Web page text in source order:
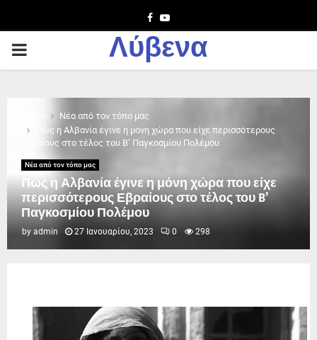
Facebook
Youtube
PRIMARY
Λύβενα
Νέα από τον τόπο μας
Πώς η Αλβανία έγινε η μόνη χώρα που είχε περισσότερους
Εβραίους στο τέλος του B’ Παγκοσμίου Πολέμου
Νέα από τον τόπο μας
Πώς η Αλβανία έγινε η μόνη χώρα που είχε
περισσότερους Εβραίους στο τέλος του B’
Παγκοσμίου Πολέμου
by admin 27 Ιανουαρίου, 2023 0 298